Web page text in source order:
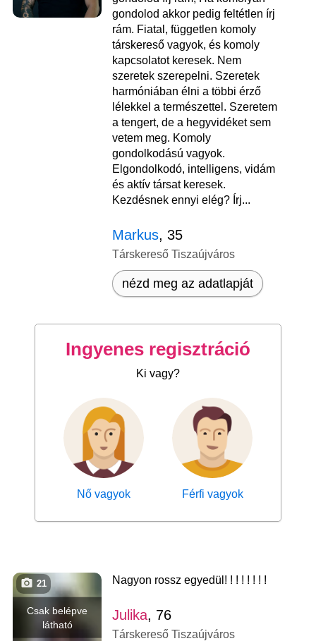
gondolod akkor pedig feltétlen írj
rám. Fiatal, független komoly
társkereső vagyok, és komoly
kapcsolatot keresek. Nem
szeretek szerepelni. Szeretek
harmóniában élni a többi érző
lélekkel a természettel. Szeretem
a tengert, de a hegyvidéket sem
vetem meg. Komoly
gondolkodású vagyok.
Elgondolkodó, intelligens, vidám
és aktív társat keresek.
Kezdésnek ennyi elég? Írj...
Markus, 35
Társkereső Tiszaújváros
nézd meg az adatlapját
Ingyenes regisztráció
Ki vagy?
Nő vagyok Férfi vagyok
Csak belépve
látható
21 Nagyon rossz egyedül! ! ! ! ! ! ! !
Julika, 76
Társkereső Tiszaújváros